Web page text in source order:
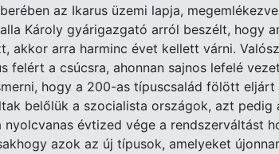
az Ikarus üzemi lapja,
Károly gyárigazgató arról beszélt, hogy
akkor arra harminc évet kellett várni.
felért a csúcsra, ahonnan sajnos lefelé
hogy a 200-as típuscsalád fölött eljárt
belőlük a szocialista országok, azt pedig
évtized vége a rendszerváltást
azok az új típusok, amelyeket